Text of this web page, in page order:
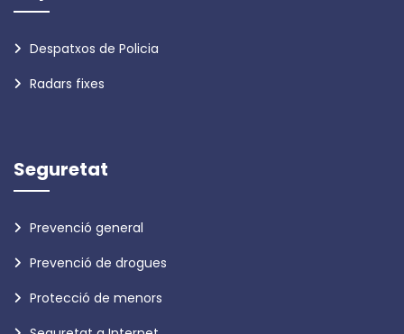
Despatxos de Policia
Radars fixes
Seguretat
Prevenció general
Prevenció de drogues
Protecció de menors